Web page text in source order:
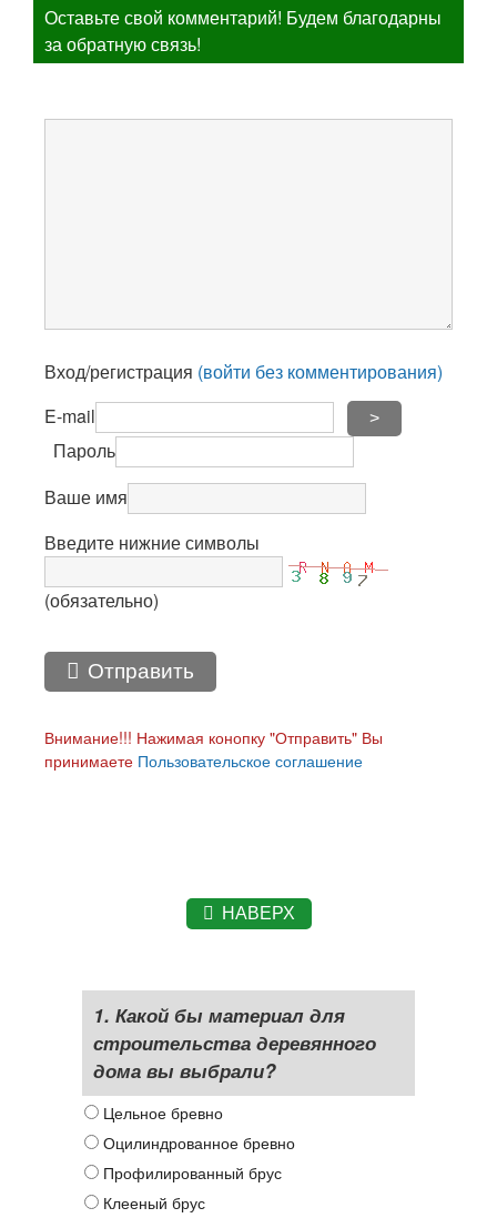
Оставьте свой комментарий! Будем благодарны
за обратную связь!
Вход/регистрация (войти без комментирования)
E-mail
>
Пароль
Ваше имя
Введите нижние символы
(обязательно)
Отправить
Внимание!!! Нажимая конопку "Отправить" Вы
принимаете Пользовательское соглашение
НАВЕРХ
1. Какой бы материал для
строительства деревянного
дома вы выбрали?
Цельное бревно
Оцилиндрованное бревно
Профилированный брус
Клееный брус